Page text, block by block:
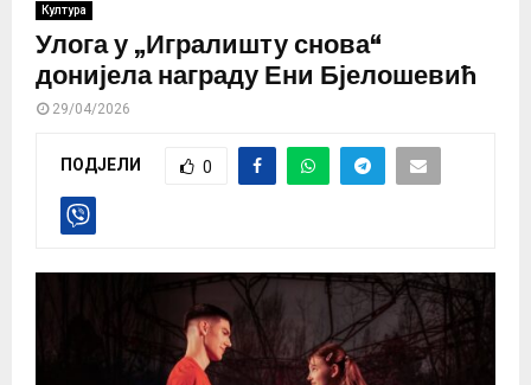
Култура
Улога у „Игралишту снова“
донијела награду Ени Бјелошевић
29/04/2026
ПОДЈЕЛИ 0